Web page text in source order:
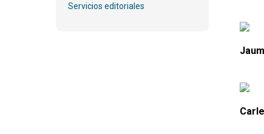
Servicios editoriales